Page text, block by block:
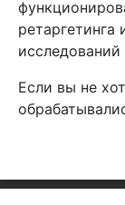
Мы в соц.
ретаргетинга
Если вы не